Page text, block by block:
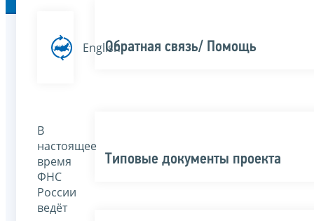
English
В
настоящее
время
ФНС
России
ведёт
Обратная связь/ Помощь
Типовые документы проекта